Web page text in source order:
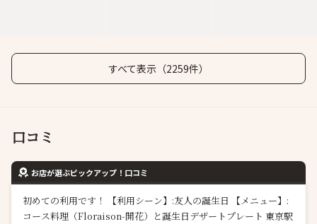
すべて表示（2259件）
口コミ
お店が選ぶピックアップ！口コミ
初めての利用です！ 【利用シーン】:友人の誕生日 【メニュー】:
コース料理（Floraison-開花）と誕生日デザートプレート 東京駅